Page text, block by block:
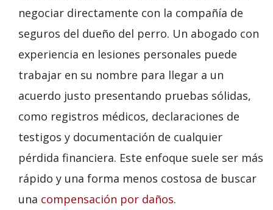
negociar directamente con la compañía de
seguros del dueño del perro. Un abogado con
experiencia en lesiones personales puede
trabajar en su nombre para llegar a un
acuerdo justo presentando pruebas sólidas,
como registros médicos, declaraciones de
testigos y documentación de cualquier
pérdida financiera. Este enfoque suele ser más
rápido y una forma menos costosa de buscar
una compensación por daños.